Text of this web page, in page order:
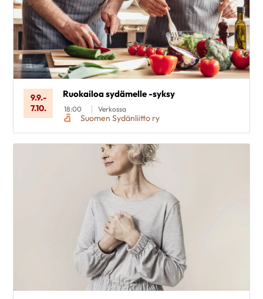
9.9.-
7.10.
Ruokailoa sydämelle -syksy
18:00 Verkossa
Suomen Sydänliitto ry